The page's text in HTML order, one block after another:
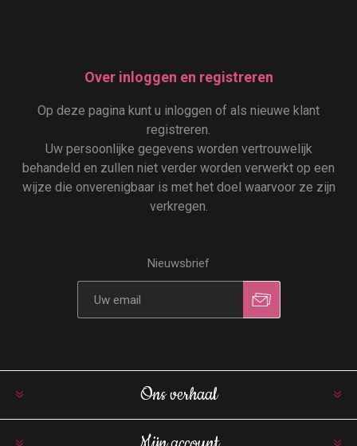
Over inloggen en registreren
Op deze pagina kunt u inloggen of als nieuwe klant
registreren.
Uw persoonlijke gegevens worden vertrouwelijk
behandeld en zullen niet verder worden verwerkt op een
wijze die onverenigbaar is met het doel waarvoor ze zijn
verkregen.
Nieuwsbrief
Ons verhaal